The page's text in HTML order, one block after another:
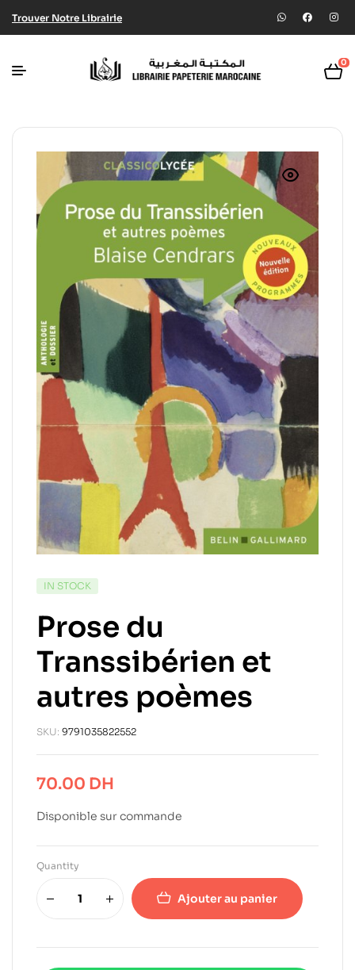
Trouver Notre Librairie
0
IN STOCK
Prose du
Transsibérien et
autres poèmes
SKU: 9791035822552
70.00 DH
Disponible sur commande
Quantity
Ajouter au panier